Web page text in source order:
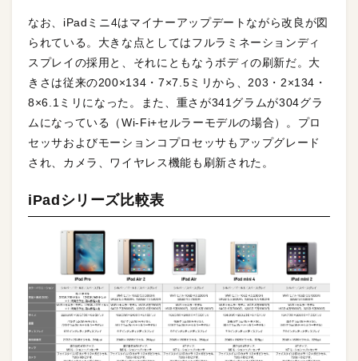
なお、iPadミニ4はマイナーアップデートながら改良が図
られている。大きな点としてはフルラミネーションディ
スプレイの採用と、それにともなうボディの刷新だ。大
きさは従来の200×134・7×7.5ミリから、203・2×134・
8×6.1ミリになった。また、重さが341グラムが304グラ
ムになっている（Wi-Fi+セルラーモデルの場合）。プロ
セッサおよびモーションコプロセッサもアップグレード
され、カメラ、ワイヤレス機能も刷新された。
iPadシリーズ比較表